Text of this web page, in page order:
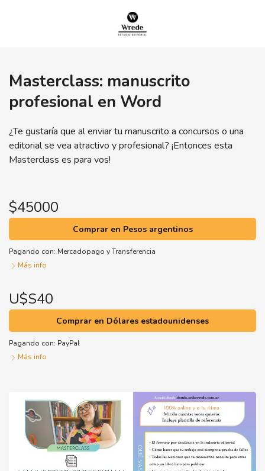
Masterclass: manuscrito
profesional en Word
¿Te gustaría que al enviar tu manuscrito a concursos o una
editorial se vea atractivo y profesional? ¡Entonces esta
Masterclass es para vos!
$45000
Comprar en Pesos argentinos
Pagando con: Mercadopago yTransferencia
Más info
U$S40
Comprar en Dólares estadounidenses
Pagando con: PayPal
Más info